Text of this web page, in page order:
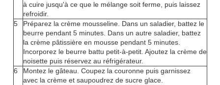
à cuire jusqu'à ce que le mélange soit ferme, puis laissez
refroidir.
5
Préparez la crème mousseline. Dans un saladier, battez le
beurre pendant 5 minutes. Dans un autre saladier, battez
la crème pâtissière en mousse pendant 5 minutes.
Incorporez le beurre battu petit-à-petit. Ajoutez la crème de
noisette puis réservez au réfrigérateur.
6
Montez le gâteau. Coupez la couronne puis garnissez
avec la crème et saupoudrez de sucre glace.